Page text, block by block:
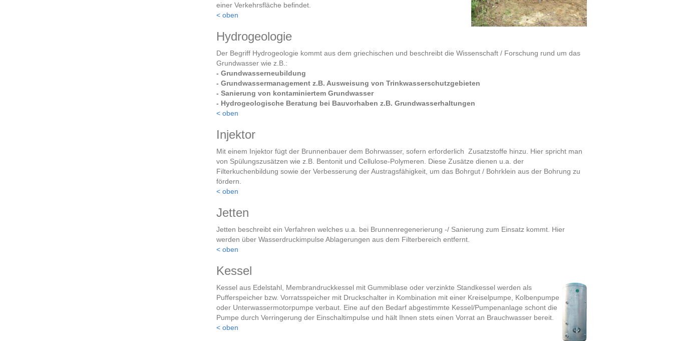
einer Verkehrsfläche befindet.
< oben
Hydrogeologie
Der Begriff Hydrogeologie kommt aus dem griechischen und beschreibt die Wissenschaft / Forschung rund um das
Grundwasser wie z.B.:
- Grundwasserneubildung
- Grundwassermanagement z.B. Ausweisung von Trinkwasserschutzgebieten
- Sanierung von kontaminiertem Grundwasser
- Hydrogeologische Beratung bei Bauvorhaben z.B. Grundwasserhaltungen
< oben
Injektor
Mit einem Injektor fügt der Brunnenbauer dem Bohrwasser, sofern erforderlich Zusatzstoffe hinzu. Hier spricht man
von Spülungszusätzen wie z.B. Bentonit und Cellulose-Polymeren. Diese Zusätze dienen u.a. der
Filterkuchenbildung sowie der Verbesserung der Austragsfähigkeit, um das Bohrgut / Bohrklein aus der Bohrung zu
fördern.
< oben
Jetten
Jetten beschreibt ein Verfahren welches u.a. bei Brunnenregenerierung -/ Sanierung zum Einsatz kommt. Hier
werden über Wasserdruckimpulse Ablagerungen aus dem Filterbereich entfernt.
< oben
Kessel
Kessel aus Edelstahl, Membrandruckkessel mit Gummiblase oder verzinkte Standkessel werden als
Pufferspeicher bzw. Vorratsspeicher mit Druckschalter in Kombination mit einer Kreiselpumpe, Kolbenpumpe
oder Unterwassermotorpumpe verbaut. Eine auf den Bedarf abgestimmte Kessel/Pumpenanlage schont die
Pumpe durch Verringerung der Einschaltimpulse und hält Ihnen stets einen Vorrat an Brauchwasser bereit.
< oben